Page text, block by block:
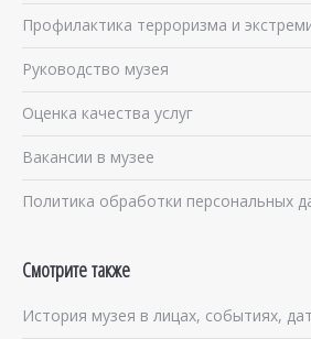
Профилактика терроризма и
Руководство музея
Оценка качества услуг
Вакансии в музее
Политика обработки персональных
Смотрите также
История музея в лицах, событиях,